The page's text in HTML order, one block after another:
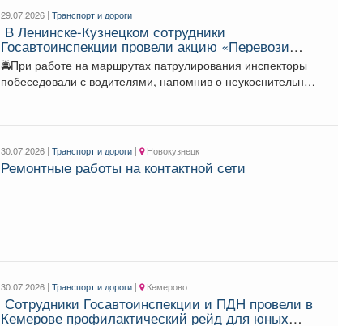
29.07.2026 |Транспорт и дороги
‍ В Ленинске-Кузнецком сотрудники
Госавтоинспекции провели акцию «Перевози
ребенка безопасно»
🚔При работе на маршрутах патрулирования инспекторы
побеседовали с водителями, напомнив о неукоснительном
30.07.2026 |Транспорт и дороги | Новокузнецк
Ремонтные работы на контактной сети
30.07.2026 |Транспорт и дороги | Кемерово
‍ Сотрудники Госавтоинспекции и ПДН провели в
Кемерове профилактический рейд для юных